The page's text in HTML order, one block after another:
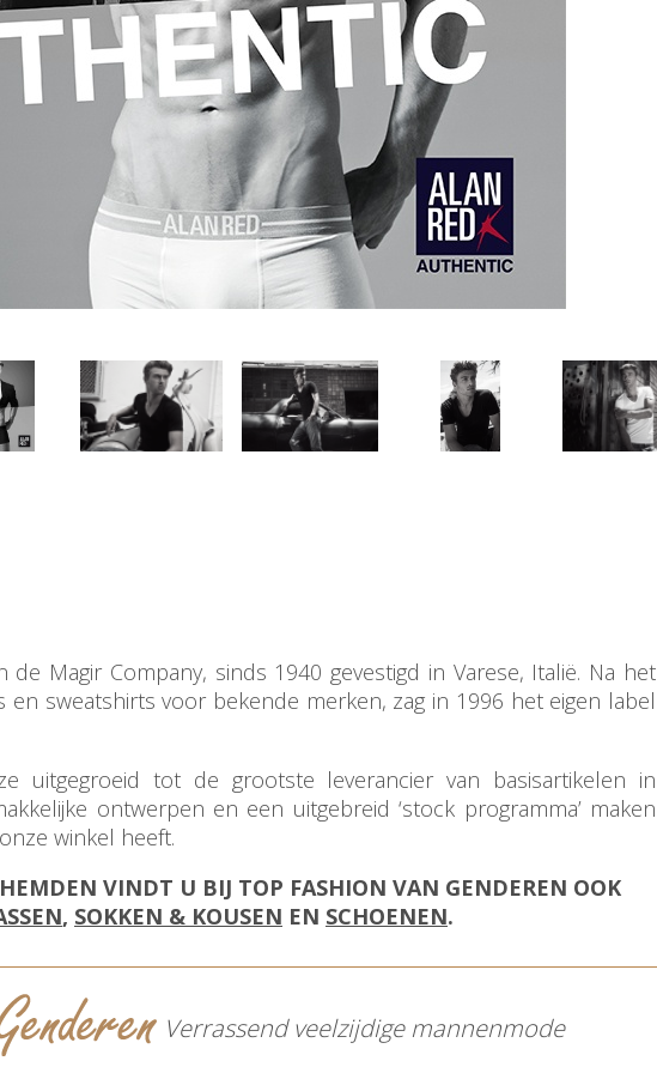
Magir Company, sinds 1940 gevestigd in Varese, Italië. Na het
en sweatshirts voor bekende merken, zag in 1996 het eigen label
uitgegroeid tot de grootste leverancier van basisartikelen in
ontwerpen en een uitgebreid ‘stock programma’ maken
winkel heeft.
VINDT U BIJ TOP FASHION VAN GENDEREN OOK
, SOKKEN & KOUSEN EN SCHOENEN.
Verrassend veelzijdige mannenmode